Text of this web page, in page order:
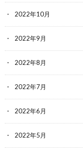
2022年10月
2022年9月
2022年8月
2022年7月
2022年6月
2022年5月